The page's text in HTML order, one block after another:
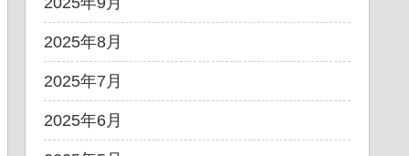
2025年8月
2025年7月
2025年6月